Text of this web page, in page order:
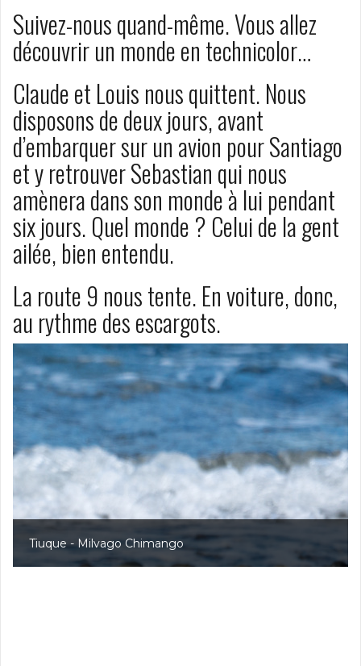
Suivez-nous quand-même. Vous allez
découvrir un monde en technicolor…
Claude et Louis nous quittent. Nous
disposons de deux jours, avant
d’embarquer sur un avion pour Santiago
et y retrouver Sebastian qui nous
amènera dans son monde à lui pendant
six jours. Quel monde ? Celui de la gent
ailée, bien entendu.
La route 9 nous tente. En voiture, donc,
au rythme des escargots.
Tiuque - Milvago Chimango